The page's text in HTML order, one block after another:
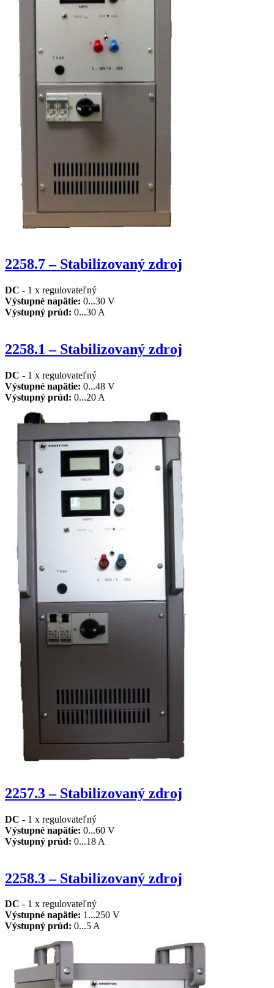
2258.7 – Stabilizovaný zdroj
DC - 1 x regulovateľný
Výstupné napätie: 0...30 V
Výstupný prúd: 0...30 A
2258.1 – Stabilizovaný zdroj
DC - 1 x regulovateľný
Výstupné napätie: 0...48 V
Výstupný prúd: 0...20 A
2257.3 – Stabilizovaný zdroj
DC - 1 x regulovateľný
Výstupné napätie: 0...60 V
Výstupný prúd: 0...18 A
2258.3 – Stabilizovaný zdroj
DC - 1 x regulovateľný
Výstupné napätie: 1...250 V
Výstupný prúd: 0...5 A